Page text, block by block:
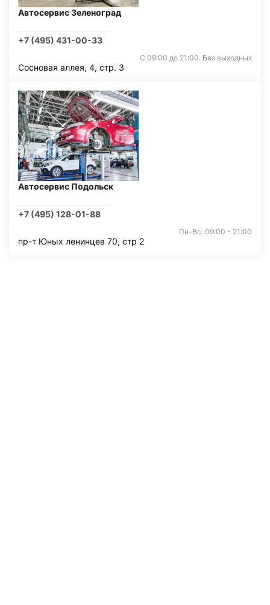
Автосервис Зеленоград
+7 (495) 431-00-33
С 09:00 до 21:00. Без выходных
Сосновая аллея, 4, стр. 3
Автосервис Подольск
+7 (495) 128-01-88
Пн-Вс: 09:00 - 21:00
пр-т Юных ленинцев 70, стр 2